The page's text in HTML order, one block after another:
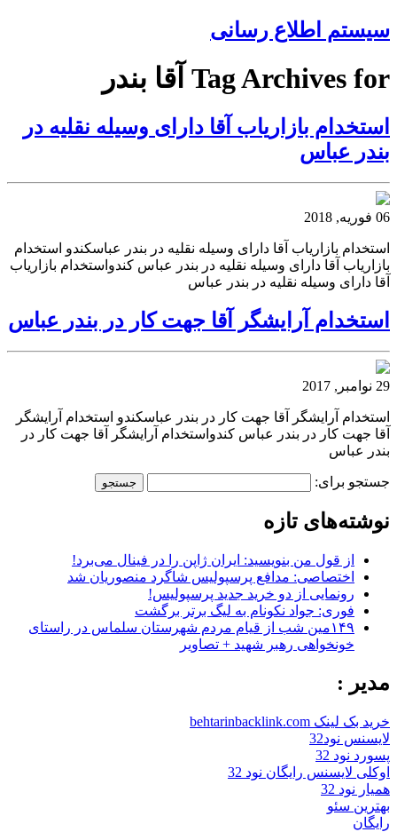
سیستم اطلاع رسانی
Tag Archives for آقا بندر
استخدام بازاریاب آقا دارای وسیله نقلیه در
بندر عباس
06 فوریه, 2018
استخدام بازاریاب آقا دارای وسیله نقلیه در بندر عباسکندو استخدام
بازاریاب آقا دارای وسیله نقلیه در بندر عباس کندواستخدام بازاریاب
آقا دارای وسیله نقلیه در بندر عباس
استخدام آرایشگر آقا جهت کار در بندر عباس
29 نوامبر, 2017
استخدام آرایشگر آقا جهت کار در بندر عباسکندو استخدام آرایشگر
آقا جهت کار در بندر عباس کندواستخدام آرایشگر آقا جهت کار در
بندر عباس
جستجو برای:
نوشته‌های تازه
از قول من بنویسید: ایران ژاپن را در فینال می‌برد!
اختصاصی: مدافع پرسپولیس شاگرد منصوریان شد
رونمایی از دو خرید جدید پرسپولیس!
فوری: جواد نکونام به لیگ برتر برگشت
۱۴۹مین شب از قیام مردم شهرستان سلماس در راستای
خونخواهی رهبر شهید + تصاویر
مدیر :
خرید بک لینک behtarinbacklink.com
لایسنس نود32
پسورد نود 32
اوکلی لایسنس رایگان نود 32
همیار نود 32
بهترین سئو
رایگان